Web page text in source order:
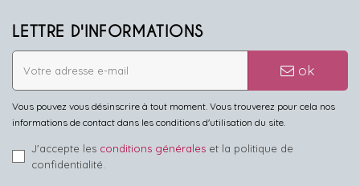
LETTRE D'INFORMATIONS
ok
Vous pouvez vous désinscrire à tout moment. Vous trouverez pour cela nos
informations de contact dans les conditions d'utilisation du site.
J'accepte les conditions générales et la politique de
confidentialité.